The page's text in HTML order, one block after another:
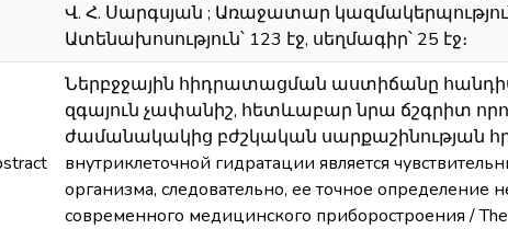
Վ. Հ. Սարգսյան ; Առաջատար
Ատենախոսություն՝ 123 էջ, սեղմագիր՝ 25 էջ։
Ներբջջային հիդրատացման աստիճանը
զգայուն չափանիշ, հետևաբար նրա ճշգրիտ
ժամանակակից բժշկական սարքաշինության
внутриклеточной гидратации является
организма, следовательно, ее точное
современного медицинского приборостроения /